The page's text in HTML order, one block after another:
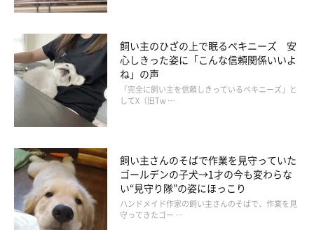
飼い主のひざの上で眠るペキニーズ 安
心しきった姿に「こんな信頼関係いいよ
ね」の声
「完全に飼い主を信頼しきっているペキニーズ」と
してX（旧Tw …
飼い主さんのそばで作業を見守っていた
ゴールデンの子犬→1才の今も変わらな
い“見守り隊”の姿にほっこり
ハンドメイド作家の飼い主さんのそばで、作業を見
守ってきたゴー …